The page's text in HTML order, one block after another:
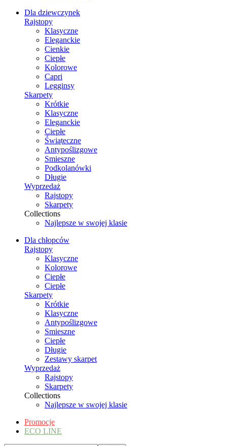
Dla dziewczynek
Rajstopy
Klasyczne
Eleganckie
Cienkie
Ciepłe
Kolorowe
Capri
Legginsy
Skarpety
Krótkie
Klasyczne
Eleganckie
Ciepłe
Świąteczne
Antypoślizgowe
Smieszne
Podkolanówki
Długie
Wyprzedaż
Rajstopy
Skarpety
Collections
Najlepsze w swojej klasie
Dla chłopców
Rajstopy
Klasyczne
Kolorowe
Ciepłe
Ciepłe
Skarpety
Krótkie
Klasyczne
Antypoślizgowe
Smieszne
Ciepłe
Długie
Zestawy skarpet
Wyprzedaż
Rajstopy
Skarpety
Collections
Najlepsze w swojej klasie
Promocje
ECO LINE